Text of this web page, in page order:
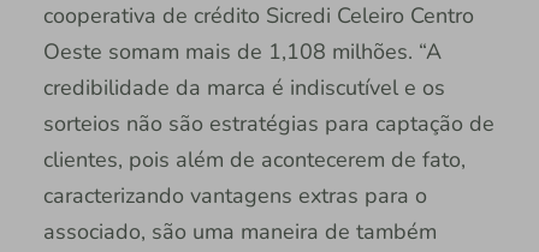
cooperativa de crédito Sicredi Celeiro Centro
Oeste somam mais de 1,108 milhões. “A
credibilidade da marca é indiscutível e os
sorteios não são estratégias para captação de
clientes, pois além de acontecerem de fato,
caracterizando vantagens extras para o
associado, são uma maneira de também